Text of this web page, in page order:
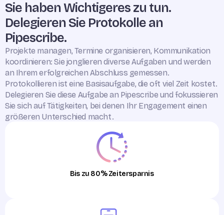
Sie haben Wichtigeres zu tun.
Delegieren Sie Protokolle an
Pipescribe.
Projekte managen, Termine organisieren, Kommunikation
koordinieren: Sie jonglieren diverse Aufgaben und werden
an Ihrem erfolgreichen Abschluss gemessen.
Protokollieren ist eine Basisaufgabe, die oft viel Zeit kostet.
Delegieren Sie diese Aufgabe an Pipescribe und fokussieren
Sie sich auf Tätigkeiten, bei denen Ihr Engagement einen
größeren Unterschied macht.
Bis zu 80% Zeitersparnis